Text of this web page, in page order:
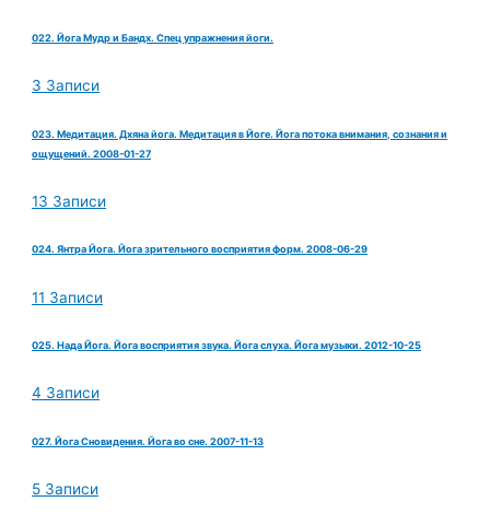
022. Йога Мудр и Бандх. Спец упражнения йоги.
3 Записи
023. Медитация. Дхяна йога. Медитация в Йоге. Йога потока внимания, сознания и
ощущений. 2008-01-27
13 Записи
024. Янтра Йога. Йога зрительного восприятия форм. 2008-06-29
11 Записи
025. Нада Йога. Йога восприятия звука. Йога слуха. Йога музыки. 2012-10-25
4 Записи
027. Йога Сновидения. Йога во сне. 2007-11-13
5 Записи